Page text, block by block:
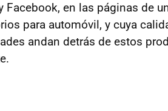
Facebook, en las páginas de
para automóvil, y cuya
andan detrás de estos